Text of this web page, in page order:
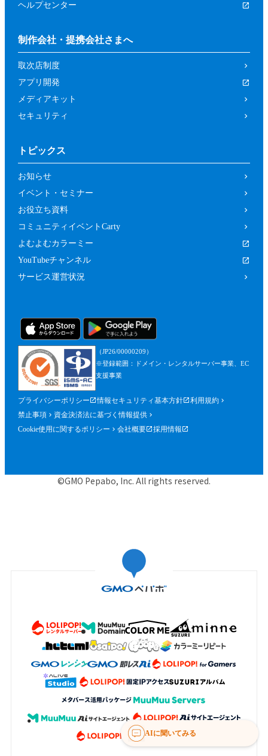
ヘルプセンター
制作会社・提携会社さまへ
取次店制度
アプリ開発
メディアキット
セキュリティ
トピックス
お知らせ
イベント・セミナー
お役立ち資料
コミュニティイベントCarty
よむよむカラーミー
YouTubeチャンネル
サービス運営状況
（JP26/00000209）
※登録範囲：ドメイン・レンタルサーバー事業、EC
支援事業
プライバシーポリシー 情報セキュリティ基本方針
利用規約
禁止事項
資金決済法に基づく情報提供
Cookie使用に関するポリシー
会社概要 採用情報
©GMO Pepabo, Inc. All rights reserved.
AIに聞いてみる